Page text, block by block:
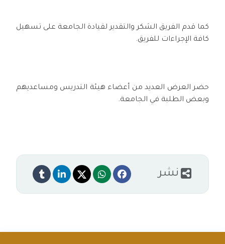
كما قدم الفريق الشكر والتقدير لقيادة الجامعة على تسهيل
كافة الإجراءات للفريق.
حضر العرض العديد من أعضاء هيئة التدريس ومساعديهم
وبعض الطلبة في الجامعة.
نشر